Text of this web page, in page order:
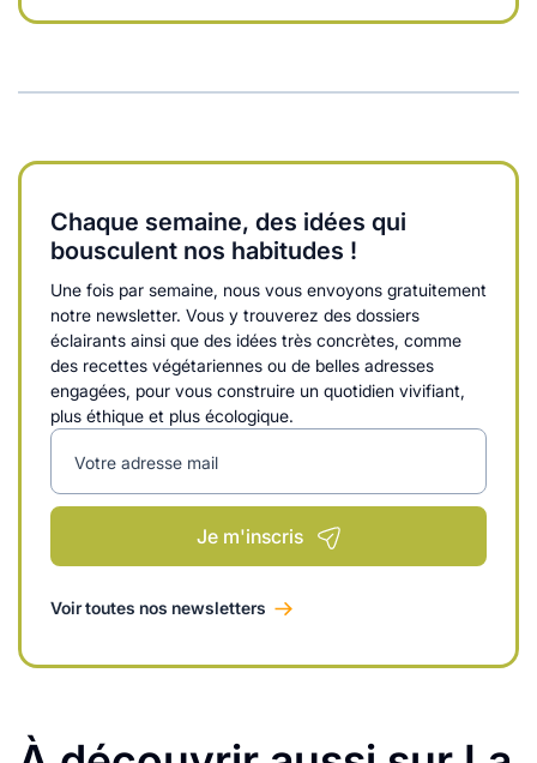
Chaque semaine, des idées qui
bousculent nos habitudes !
Une fois par semaine, nous vous envoyons gratuitement
notre newsletter. Vous y trouverez des dossiers
éclairants ainsi que des idées très concrètes, comme
des recettes végétariennes ou de belles adresses
engagées, pour vous construire un quotidien vivifiant,
plus éthique et plus écologique.
Votre adresse mail
Je m'inscris
Voir toutes nos newsletters